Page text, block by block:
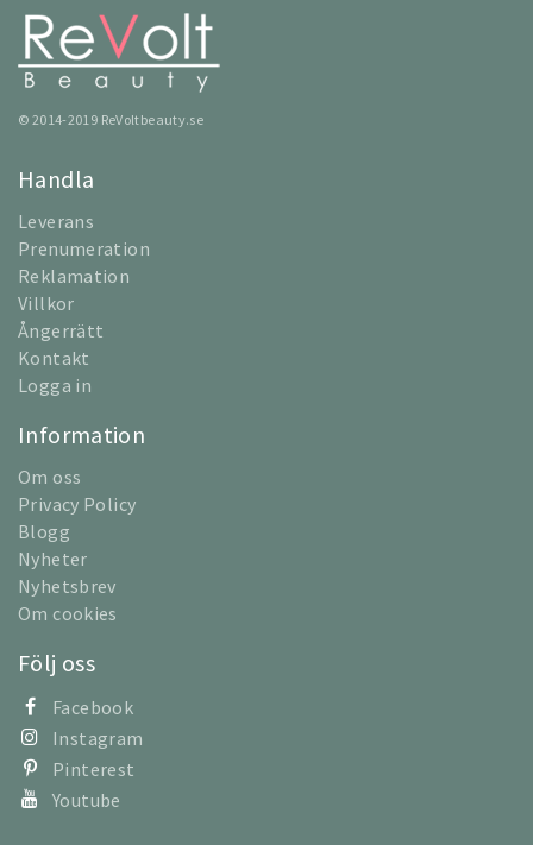
© 2014-2019 ReVoltbeauty.se
Handla
Leverans
Prenumeration
Reklamation
Villkor
Ångerrätt
Kontakt
Logga in
Information
Om oss
Privacy Policy
Blogg
Nyheter
Nyhetsbrev
Om cookies
Följ oss
Facebook
Instagram
Pinterest
Youtube